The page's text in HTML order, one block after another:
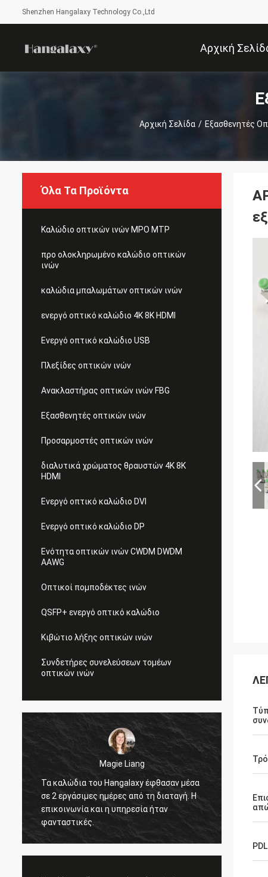
Shenzhen Hangalaxy Technology Co.,Ltd
Αρχική
Αρχική Σελίδα / Εξασθενητές
Όλα Τα Προϊόντα
Καλώδιο οπτικών ινών MPO MTP
προ ολοκληρωμένο καλώδιο οπτικών
ινών
καλώδια μπαλωμάτων οπτικών ινών
ενεργό οπτικό καλώδιο 4K 8K HDMI
Ενεργό οπτικό καλώδιο USB
Πλεξίδες οπτικών ινών
Ανακλαστήρας οπτικών ινών FBG
Εξασθενητές οπτικών ινών
Προσαρμοστές οπτικών ινών
διαλυτικά χρώματος θραυστών 4K 8K
HDMI
Ενεργό οπτικό καλώδιο DVI
Ενεργό οπτικό καλώδιο DP
Ενότητα οπτικών ινών CWDM DWDM
AAWG
Οπτικοί πομποδέκτες ινών
QSFP+ ενεργό οπτικό καλώδιο
Κιβώτιο λήξης οπτικών ινών
Συνδετήρες συνελεύσεων τομέων
οπτικών ινών
Magie Liang
του Hangalaxy έφθασαν μέσα
ημέρες από τη διαταγή. Η
και η υπηρεσία ήταν
Tracy Lucy
Είμαι ευτυχής βρήκα
προσαρμοστές ότι
Ακριβώς τι έπρεπε να
νέες ίνες μου.
PDL